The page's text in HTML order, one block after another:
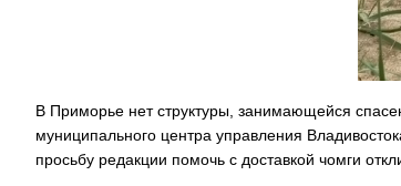
В Приморье нет структуры, занимающейся
муниципального центра управления
просьбу редакции помочь с доставкой чомги